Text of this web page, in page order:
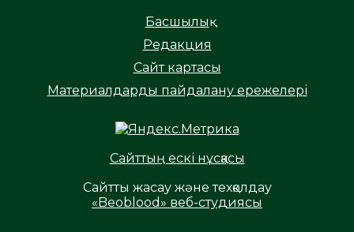
Басшылық
Редакция
Сайт картасы
Материалдарды пайдалану ережелері
Сайттың ескі нұсқасы
Сайтты жасау және техқолдау
«Beoblood» веб-студиясы